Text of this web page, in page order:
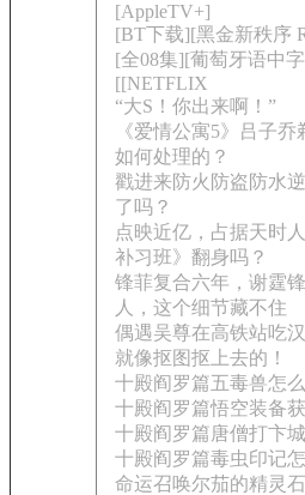
[AppleTV+]
[BT下载][黑金新秩序
[全08集][葡萄牙语中
[[NETFLIX
“大S！你出来啊！”
《爱情公寓5》吕子
如何处理的？
戳进来防火防盗防水
了吗？
点映近亿，占据天时
补习班》翻身吗？
锋菲复合六年，谢霆
人，这个细节藏不住
偶遇吴尊在高铁站吃
就像抠图抠上去的！
十殿阎罗篇五毒兽怎
十殿阎罗篇悟空装备
十殿阎罗篇唐僧打卞
十殿阎罗篇毒虫印记
命运召唤尔茄的精灵石